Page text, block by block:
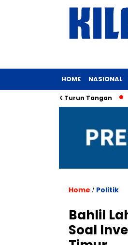
HOME NASIONAL
KPK Turun Tangan Surat
Home / Politik
Bahlil
Soal